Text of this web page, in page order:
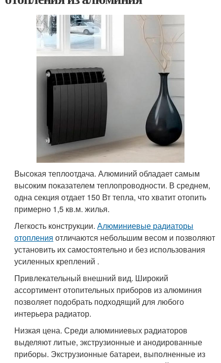
Высокая теплоотдача. Алюминий обладает самым
высоким показателем теплопроводности. В среднем,
одна секция отдает 150 Вт тепла, что хватит отопить
примерно 1,5 кв.м. жилья.
Легкость конструкции.Алюминиевые радиаторы
отопления отличаются небольшим весом и позволяют
установить их самостоятельно и без использования
усиленных креплений .
Привлекательный внешний вид. Широкий
ассортимент отопительных приборов из алюминия
позволяет подобрать подходящий для любого
интерьера радиатор.
Низкая цена. Среди алюминиевых радиаторов
выделяют литые, экструзионные и анодированные
приборы. Экструзионные батареи, выполненные из